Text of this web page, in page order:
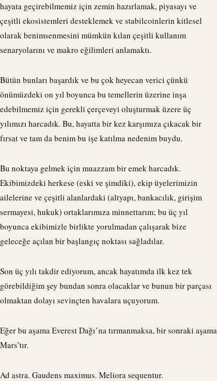
hayata geçirebilmemiz için zemin hazırlamak, piyasayı ve
çeşitli ekosistemleri desteklemek ve stabilcoinlerin kitlesel
olarak benimsenmesini mümkün kılan çeşitli kullanım
senaryolarını ve makro eğilimleri anlamaktı.
Bütün bunları başardık ve bu çok heyecan verici çünkü
önümüzdeki on yıl boyunca bu temellerin üzerine inşa
edebilmemiz için gerekli çerçeveyi oluşturmak üzere üç
yılımızı harcadık. Bu, hayatta bir kez karşımıza çıkacak bir
fırsat ve tam da benim bu işe katılma nedenim buydu.
Bu noktaya gelmek için muazzam bir emek harcadık.
Ekibimizdeki herkese (eski ve şimdiki), ekip üyelerimizin
ailelerine ve çeşitli alanlardaki (altyapı, bankacılık, girişim
sermayesi, hukuk) ortaklarımıza minnettarım; bu üç yıl
boyunca ekibimizle birlikte yorulmadan çalışarak bize
geleceğe açılan bir başlangıç noktası sağladılar.
Son üç yılı takdir ediyorum, ancak hayatımda ilk kez tek
görebildiğim şey bundan sonra olacaklar ve bunun bir parçası
olmaktan dolayı sevinçten havalara uçuyorum.
Eğer bu aşama Everest Dağı’na tırmanmaksa, bir sonraki aşama
Mars’tır.
Ad astra. Gaudens maximus. Meliora sequentur.